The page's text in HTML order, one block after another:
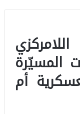
المسيّرة
أم